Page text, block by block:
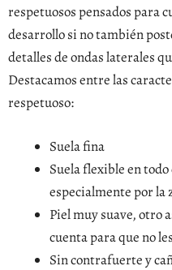
respetuosos pensados para
desarrollo si no también
detalles de ondas laterales
Destacamos entre las
respetuoso:
Suela fina
Suela flexible en
especialmente por la
Piel muy suave, otro
cuenta para que no
Sin contrafuerte y